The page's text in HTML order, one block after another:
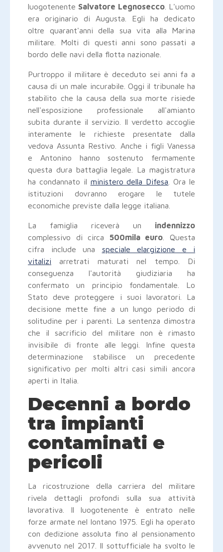
luogotenente Salvatore Legnosecco. L'uomo
era originario di Augusta. Egli ha dedicato
oltre quarant'anni della sua vita alla Marina
militare. Molti di questi anni sono passati a
bordo delle navi della flotta nazionale.
Purtroppo il militare è deceduto sei anni fa a
causa di un male incurabile. Oggi il tribunale ha
stabilito che la causa della sua morte risiede
nell'esposizione professionale all'amianto
subita durante il servizio. Il verdetto accoglie
interamente le richieste presentate dalla
vedova Assunta Restivo. Anche i figli Vanessa
e Antonino hanno sostenuto fermamente
questa dura battaglia legale. La magistratura
ha condannato il ministero della Difesa . Ora le
istituzioni dovranno erogare le tutele
economiche previste dalla legge italiana.
La famiglia riceverà un indennizzo
complessivo di circa 500mila euro . Questa
cifra include una speciale elargizione e i
vitalizi arretrati maturati nel tempo. Di
conseguenza l'autorità giudiziaria ha
confermato un principio fondamentale. Lo
Stato deve proteggere i suoi lavoratori. La
decisione mette fine a un lungo periodo di
solitudine per i parenti. La sentenza dimostra
che il sacrificio del militare non è rimasto
invisibile di fronte alle leggi. Infine questa
determinazione stabilisce un precedente
significativo per molti altri casi simili ancora
aperti in Italia.
Decenni a bordo
tra impianti
contaminati e
pericoli
La ricostruzione della carriera del militare
rivela dettagli profondi sulla sua attività
lavorativa. Il luogotenente è entrato nelle
forze armate nel lontano 1975. Egli ha operato
con dedizione assoluta fino al pensionamento
avvenuto nel 2017. Il sottufficiale ha svolto le